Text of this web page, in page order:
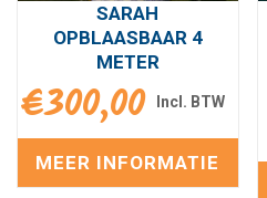
SARAH
OPBLAASBAAR 4
METER
€300,00
MEER INFORMATIE